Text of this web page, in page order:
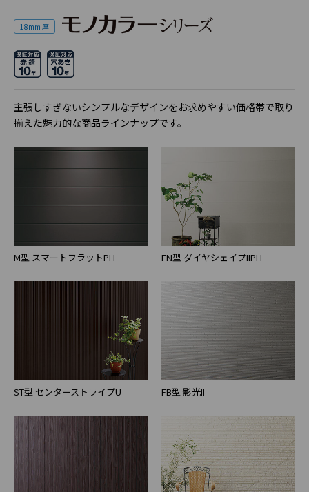
18mm 厚
主張しすぎないシンプルなデザインをお求めやすい価格帯で取り
揃えた魅力的な商品ラインナップです。
M型 スマートフラットPH FN型 ダイヤシェイプIIPH
ST型 センターストライプU FB型 影光II